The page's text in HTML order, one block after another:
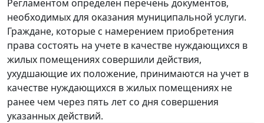
Регламентом определен перечень документов,
необходимых для оказания муниципальной услуги.
Граждане, которые с намерением приобретения
права состоять на учете в качестве нуждающихся в
жилых помещениях совершили действия,
ухудшающие их положение, принимаются на учет в
качестве нуждающихся в жилых помещениях не
ранее чем через пять лет со дня совершения
указанных действий.